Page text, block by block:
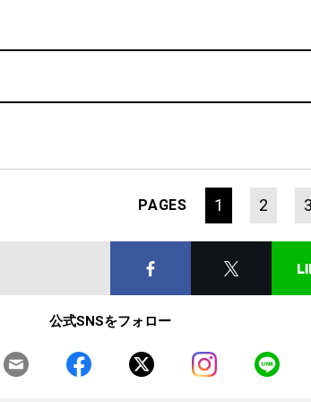
PAGES 1 2 3
公式SNSをフォロー